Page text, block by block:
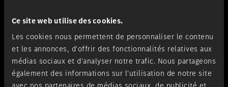
Ce site web utilise des cookies.
Les cookies nous permettent de personnaliser le contenu
et les annonces, d'offrir des fonctionnalités relatives aux
médias sociaux et d'analyser notre trafic. Nous partageons
également des informations sur l'utilisation de notre site